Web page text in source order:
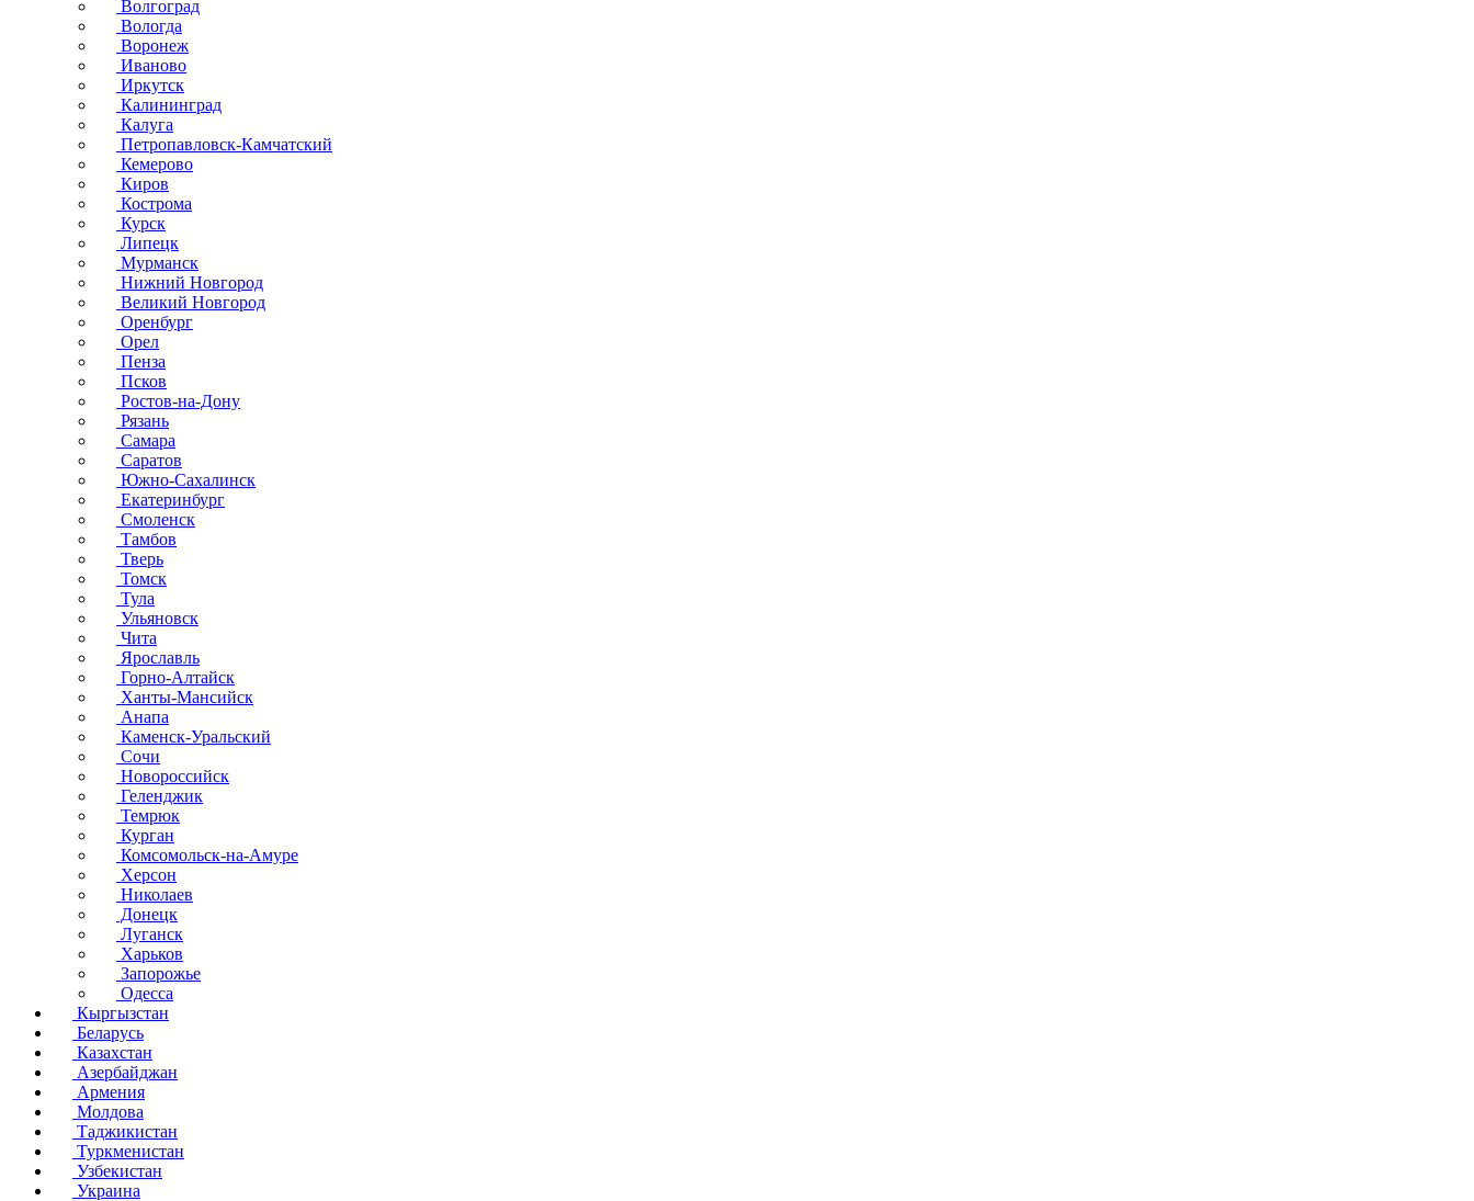
Волгоград
Вологда
Воронеж
Иваново
Иркутск
Калининград
Калуга
Петропавловск-Камчатский
Кемерово
Киров
Кострома
Курск
Липецк
Мурманск
Нижний Новгород
Великий Новгород
Оренбург
Орел
Пенза
Псков
Ростов-на-Дону
Рязань
Самара
Саратов
Южно-Сахалинск
Екатеринбург
Смоленск
Тамбов
Тверь
Томск
Тула
Ульяновск
Чита
Ярославль
Горно-Алтайск
Ханты-Мансийск
Анапа
Каменск-Уральский
Сочи
Новороссийск
Геленджик
Темрюк
Курган
Комсомольск-на-Амуре
Херсон
Николаев
Донецк
Луганск
Харьков
Запорожье
Одесса
Кыргызстан
Беларусь
Казахстан
Азербайджан
Армения
Молдова
Таджикистан
Туркменистан
Узбекистан
Украина